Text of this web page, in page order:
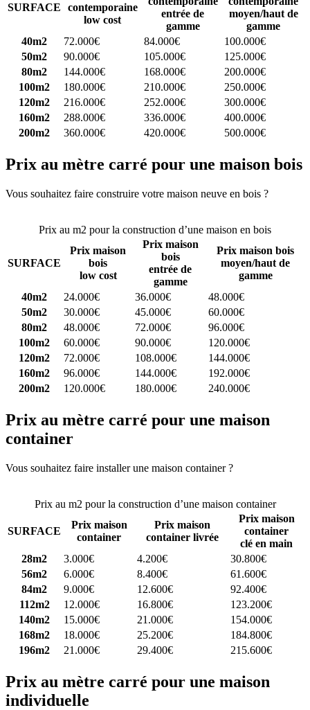
SURFACE
contemporaine
low cost
entrée de
gamme
moyen/haut de
gamme
40m2
72.000€ 84.000€
100.000€
50m2
90.000€ 105.000€
125.000€
80m2
144.000€ 168.000€
200.000€
100m2
180.000€ 210.000€
250.000€
120m2
216.000€ 252.000€
300.000€
160m2
288.000€ 336.000€
400.000€
200m2
360.000€ 420.000€ 500.000€
Prix au mètre carré pour une maison bois
Vous souhaitez faire construire votre maison neuve en bois ?
Prix au m2 pour la construction d’une maison en bois
SURFACE
Prix maison
bois
low cost
Prix maison
bois
entrée de
gamme
Prix maison bois
moyen/haut de
gamme
40m2
24.000€ 36.000€
48.000€
50m2
30.000€ 45.000€
60.000€
80m2
48.000€ 72.000€
96.000€
100m2
60.000€ 90.000€
120.000€
120m2
72.000€ 108.000€
144.000€
160m2
96.000€ 144.000€
192.000€
200m2
120.000€ 180.000€ 240.000€
Prix au mètre carré pour une maison
container
Vous souhaitez faire installer une maison container ?
Prix au m2 pour la construction d’une maison container
SURFACE
Prix maison
container
Prix maison
container livrée
Prix maison
container
clé en main
28m2
3.000€ 4.200€
30.800€
56m2
6.000€ 8.400€
61.600€
84m2
9.000€ 12.600€
92.400€
112m2
12.000€ 16.800€
123.200€
140m2
15.000€ 21.000€
154.000€
168m2
18.000€ 25.200€
184.800€
196m2
21.000€ 29.400€ 215.600€
Prix au mètre carré pour une maison
individuelle